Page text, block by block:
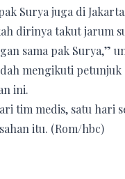
Surya juga di
dirinya takut jarum
sama pak Surya,”
mengikuti
ini.
tim medis, satu hari
itu. (Rom/hbc)